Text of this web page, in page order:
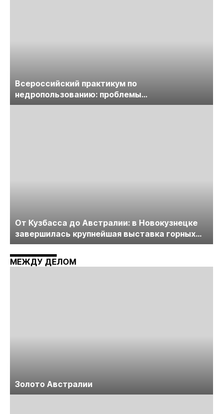
Всероссийский практикум по
недропользованию: проблемы
лицензирования, цифровизации, экспертизы
От Кузбасса до Австралии: в Новокузнецке
завершилась крупнейшая выставка горных
технологий «Недра России. Уголь России и
Майнинг»
МЕЖДУ ДЕЛОМ
Золото Австралии